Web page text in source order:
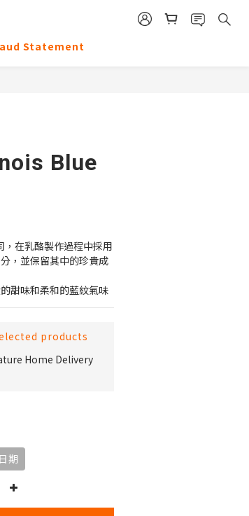
Statement
Blue
在乳酪製作過程中採用
，並保留其中的珍貴成
甜味和柔和的藍紋氣味
products
Home Delivery
期